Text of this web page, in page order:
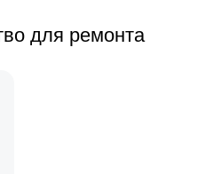
для ремонта